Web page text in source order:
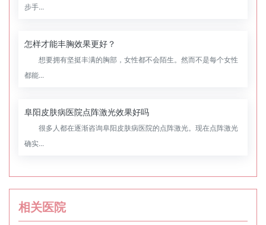
步手...
怎样才能丰胸效果更好？
想要拥有坚挺丰满的胸部，女性都不会陌生。然而不是每个女性
都能...
阜阳皮肤病医院点阵激光效果好吗
很多人都在逐渐咨询阜阳皮肤病医院的点阵激光。现在点阵激光
确实...
相关医院